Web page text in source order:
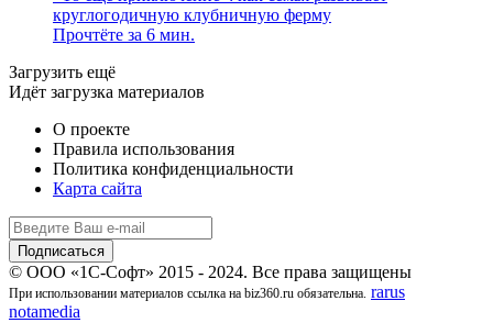
круглогодичную клубничную ферму
Прочтёте за 6 мин.
Загрузить ещё
Идёт загрузка материалов
О проекте
Правила использования
Политика конфиденциальности
Карта сайта
© ООО «1С-Софт» 2015 - 2024. Все права защищены
При использовании материалов ссылка на biz360.ru обязательна. rarus
notamedia